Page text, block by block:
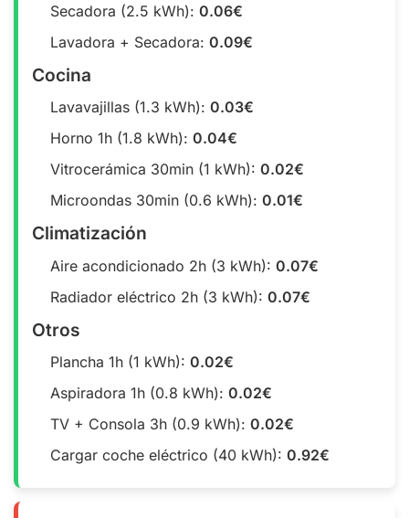
Secadora (2.5 kWh): 0.06€
Lavadora + Secadora: 0.09€
Cocina
Lavavajillas (1.3 kWh): 0.03€
Horno 1h (1.8 kWh): 0.04€
Vitrocerámica 30min (1 kWh): 0.02€
Microondas 30min (0.6 kWh): 0.01€
Climatización
Aire acondicionado 2h (3 kWh): 0.07€
Radiador eléctrico 2h (3 kWh): 0.07€
Otros
Plancha 1h (1 kWh): 0.02€
Aspiradora 1h (0.8 kWh): 0.02€
TV + Consola 3h (0.9 kWh): 0.02€
Cargar coche eléctrico (40 kWh): 0.92€